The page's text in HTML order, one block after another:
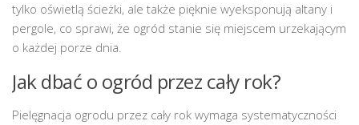
tylko oświetlą ścieżki, ale także pięknie wyeksponują altany i
pergole, co sprawi, że ogród stanie się miejscem urzekającym
o każdej porze dnia.
Jak dbać o ogród przez cały rok?
Pielęgnacja ogrodu przez cały rok wymaga systematyczności